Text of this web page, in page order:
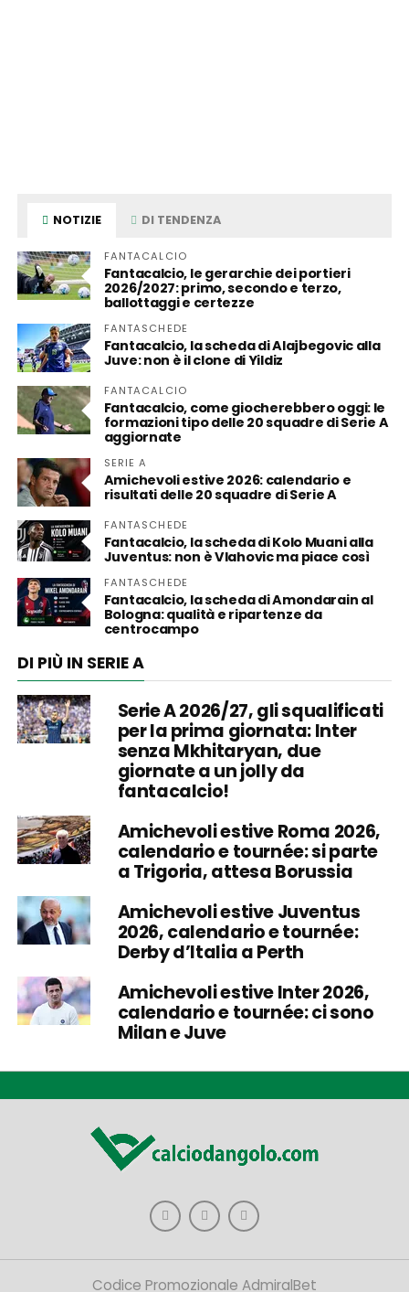
NOTIZIE DI TENDENZA
FANTACALCIO
Fantacalcio, le gerarchie dei portieri
2026/2027: primo, secondo e terzo,
ballottaggi e certezze
FANTASCHEDE
Fantacalcio, la scheda di Alajbegovic alla
Juve: non è il clone di Yildiz
FANTACALCIO
Fantacalcio, come giocherebbero oggi: le
formazioni tipo delle 20 squadre di Serie A
aggiornate
SERIE A
Amichevoli estive 2026: calendario e
risultati delle 20 squadre di Serie A
FANTASCHEDE
Fantacalcio, la scheda di Kolo Muani alla
Juventus: non è Vlahovic ma piace così
FANTASCHEDE
Fantacalcio, la scheda di Amondarain al
Bologna: qualità e ripartenze da
centrocampo
DI PIÙ IN SERIE A
Serie A 2026/27, gli squalificati
per la prima giornata: Inter
senza Mkhitaryan, due
giornate a un jolly da
fantacalcio!
Amichevoli estive Roma 2026,
calendario e tournée: si parte
a Trigoria, attesa Borussia
Amichevoli estive Juventus
2026, calendario e tournée:
Derby d’Italia a Perth
Amichevoli estive Inter 2026,
calendario e tournée: ci sono
Milan e Juve
Codice Promozionale AdmiralBet